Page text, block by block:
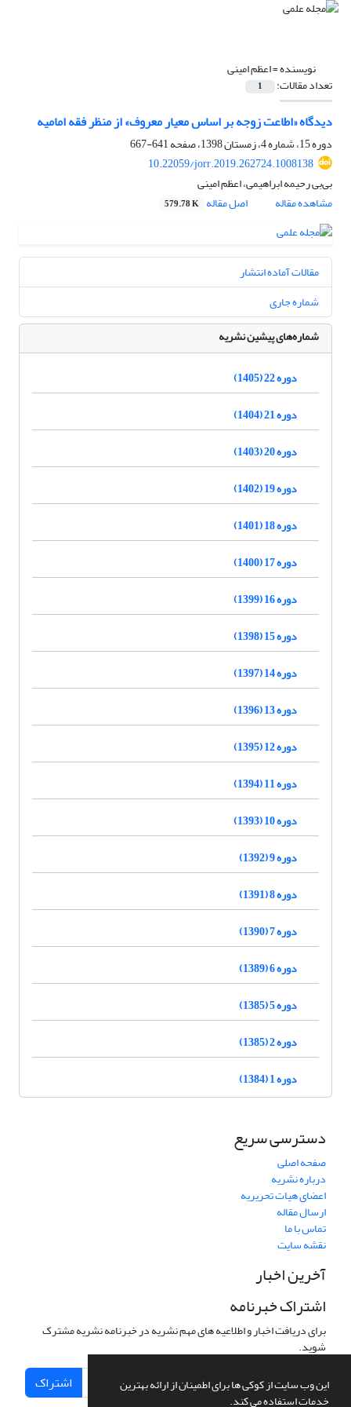
این وب سایت از کوکی ها برای اطمینان از ارائه بهترین
خدمات استفاده می کند.
نویسنده =اعظم امینی
تعداد مقالات: 1
دیدگاه «اطاعت زوجه بر اساس معیار معروف» از منظر فقه امامیه
دوره 15، شماره 4، زمستان 1398، صفحه
641-667
10.22059/jorr.2019.262724.1008138
بی‌بی رحیمه ابراهیمی، اعظم امینی
مشاهده مقاله
اصل مقاله 579.78 K
مقالات آماده انتشار
شماره جاری
شماره‌های پیشین نشریه
دوره 22 (1405)
دوره 21 (1404)
دوره 20 (1403)
دوره 19 (1402)
دوره 18 (1401)
دوره 17 (1400)
دوره 16 (1399)
دوره 15 (1398)
دوره 14 (1397)
دوره 13 (1396)
دوره 12 (1395)
دوره 11 (1394)
دوره 10 (1393)
دوره 9 (1392)
دوره 8 (1391)
دوره 7 (1390)
دوره 6 (1389)
دوره 5 (1385)
دوره 2 (1385)
دوره 1 (1384)
دسترسی سریع
صفحه اصلی
درباره نشریه
اعضای هیات تحریریه
ارسال مقاله
تماس با ما
نقشه سایت
آخرین اخبار
اشتراک خبرنامه
برای دریافت اخبار و اطلاعیه های مهم نشریه در خبرنامه نشریه مشترک
شوید.
اشتراک